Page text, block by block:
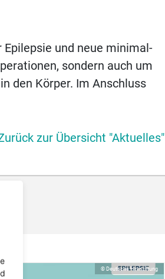
und neue minimal-
sondern auch um
den Körper. Im Anschluss
zur Übersicht "Aktuelles"
© Deutsche Hirnstiftung